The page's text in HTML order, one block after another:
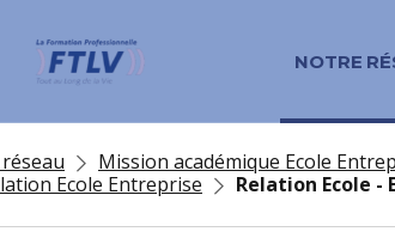
NOTRE
Mission académique Ecole
Ecole Entreprise
Relation Ecole -